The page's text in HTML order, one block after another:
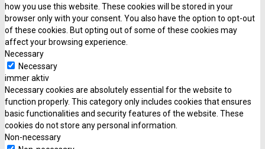
how you use this website. These cookies will be stored in your
browser only with your consent. You also have the option to opt-out
of these cookies. But opting out of some of these cookies may
affect your browsing experience.
Necessary
Necessary
immer aktiv
Necessary cookies are absolutely essential for the website to
function properly. This category only includes cookies that ensures
basic functionalities and security features of the website. These
cookies do not store any personal information.
Non-necessary